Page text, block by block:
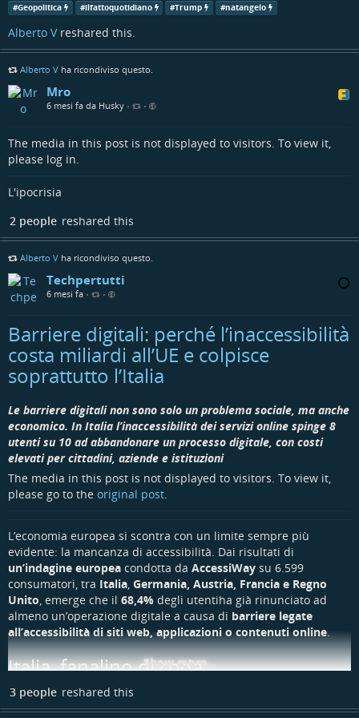
la questione una volta per tutte. "
firmereferendum.giustizia.it/r…
#votofuorisede#leggedelega
Referendum e iniziative popolari
firmereferendum.giustizia.it
#Geopolitica #ilfattoquotidiano #Trump #natangelo
Alberto Vreshared this.
Alberto V ha ricondiviso questo.
Mro
6 mesi fa da Husky • •
The media in this post is not displayed to visitors. To view it,
please log in.
L'ipocrisia
2 people reshared this
Alberto V ha ricondiviso questo.
Techpertutti
6 mesi fa • •
Barriere digitali: perché l’inaccessibilità
costa miliardi all’UE e colpisce
soprattutto l’Italia
Le barriere digitali non sono solo un problema sociale, ma anche
economico. In Italia l’inaccessibilità dei servizi online spinge 8
utenti su 10 ad abbandonare un processo digitale, con costi
elevati per cittadini, aziende e istituzioni
The media in this post is not displayed to visitors. To view it,
please go to the original post.
L’economia europea si scontra con un limite sempre più
evidente: la mancanza di accessibilità. Dai risultati di
un’indagine europea condotta da AccessiWay su 6.599
consumatori, tra Italia, Germania, Austria, Francia e Regno
Unito, emerge che il 68,4% degli utentiha già rinunciato ad
almeno un’operazione digitale a causa di barriere legate
all’accessibilità di siti web, applicazioni o contenuti online.
Italia, fanalino di coda
Come rilevato dalla società, l’Italiaregistra il dato più critico:
Show more...
3 people reshared this